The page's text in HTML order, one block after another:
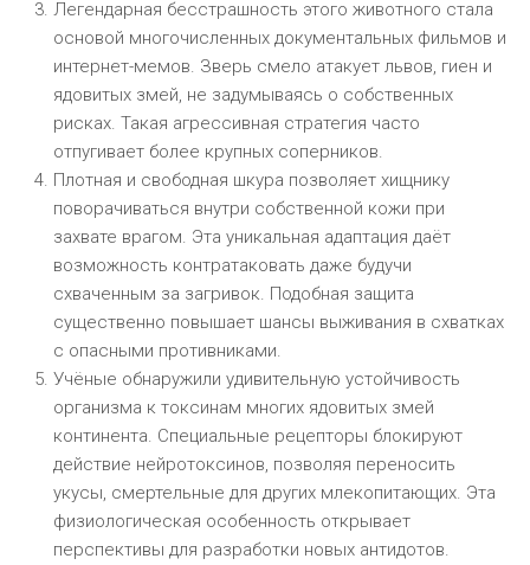
Легендарная бесстрашность этого животного стала
основой многочисленных документальных фильмов и
интернет-мемов. Зверь смело атакует львов, гиен и
ядовитых змей, не задумываясь о собственных
рисках. Такая агрессивная стратегия часто
отпугивает более крупных соперников.
Плотная и свободная шкура позволяет хищнику
поворачиваться внутри собственной кожи при
захвате врагом. Эта уникальная адаптация даёт
возможность контратаковать даже будучи
схваченным за загривок. Подобная защита
существенно повышает шансы выживания в схватках
с опасными противниками.
Учёные обнаружили удивительную устойчивость
организма к токсинам многих ядовитых змей
континента. Специальные рецепторы блокируют
действие нейротоксинов, позволяя переносить
укусы, смертельные для других млекопитающих. Эта
физиологическая особенность открывает
перспективы для разработки новых антидотов.